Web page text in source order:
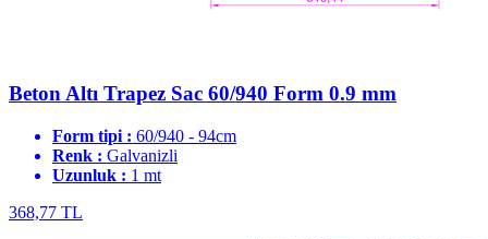
Beton Altı Trapez Sac 60/940 Form 0.9 mm
Form tipi : 60/940 - 94cm
Renk : Galvanizli
Uzunluk : 1 mt
368,77 TL